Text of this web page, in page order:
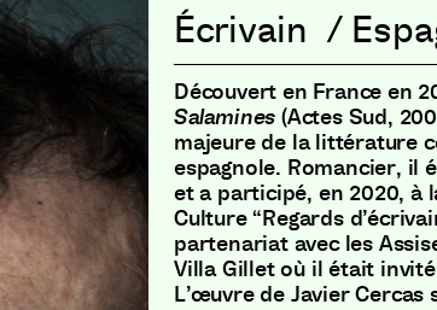
Écrivain /
Découvert en France en
Salamines (Actes Sud,
majeure de la littérature
espagnole. Romancier, il
et a participé, en 2020, à
Culture “Regards
partenariat avec les
Villa Gillet où il était
L’œuvre de Javier